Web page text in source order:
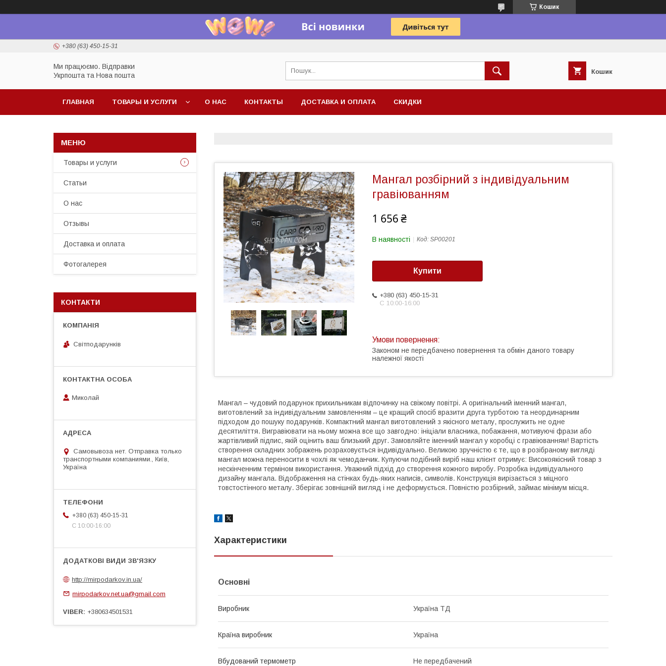
Кошик
+380 (63) 450-15-31
Ми працюємо. Відправки
Укрпошта та Нова пошта
Кошик
ГЛАВНАЯ ТОВАРЫ И УСЛУГИ О НАС КОНТАКТЫ ДОСТАВКА И ОПЛАТА СКИДКИ
Мангал розбірний з індивідуальним
гравіюванням
1 656 ₴
В наявності Код: SP00201
Купити
+380 (63) 450-15-31
С 10:00-16:00
Законом не передбачено повернення та обмін даного товару
належної якості
Мангал – чудовий подарунок прихильникам відпочинку на свіжому повітрі. А оригінальний іменний мангал,
виготовлений за індивідуальним замовленням – це кращий спосіб вразити друга турботою та неординарним
підходом до пошуку подарунків. Компактний мангал виготовлений з якісного металу, прослужить не одне
десятиліття. Вигравіювати на ньому можна все що завгодно: ініціали власника, побажання, мотивуючі фрази або
жартівливий підпис, якій оцінить ваш близький друг. Замовляйте іменний мангал у коробці с гравіюванням! Вартість
створення складних зображень розраховується індивідуально. Великою зручністю є те, що в розібраному вигляді
мангал можна переносити в чохлі як чемоданчик. Купуючи подібний виріб наш клієнт отримує: Високоякісний товар з
нескінченним терміном використання. Уважний підхід до створення кожного виробу. Розробка індивідуального
дизайну мангала. Відображення на стінках будь-яких написів, символів. Конструкція вирізається з міцного
товстостінного металу. Зберігає зовнішній вигляд і не деформується. Повністю розбірний, займає мінімум місця.
Характеристики
Основні
Виробник Україна ТД
Країна виробник Україна
Вбудований термометр Не передбачений
Товары и услуги
Статьи
О нас
Отзывы
Доставка и оплата
Фотогалерея
КОНТАКТИ
Світподарунків
Миколай
Самовывоза нет. Отправка только
транспортными компаниями., Київ,
Україна
+380 (63) 450-15-31
С 10:00-16:00
http://mirpodarkov.in.ua/
mirpodarkov.net.ua@gmail.com
VIBER +380634501531